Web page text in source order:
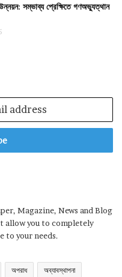
সম্ভাব্য প্রেক্ষিতে গণঅভ্যুত্থান
Magazine, News and Blog
allow you to completely
to your needs.
অপরাধ অব্যাবস্থাপনা